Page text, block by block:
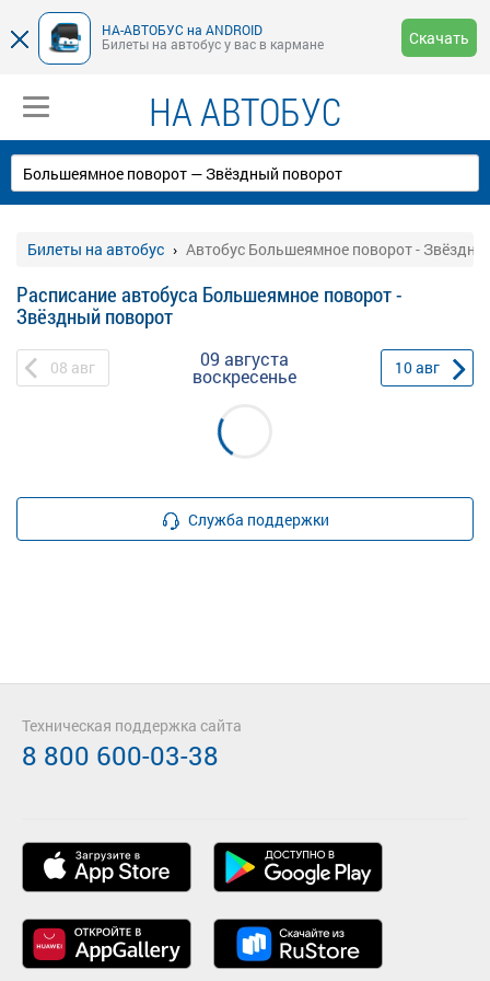
НА-АВТОБУС на ANDROID
Билеты на автобус у вас в кармане
Скачать
НА АВТОБУС
Билеты на автобус Автобус Большеямное поворот -
Расписание автобуса Большеямное поворот -
Звёздный поворот
08 авг 09 августа
воскресенье 10авг
Служба поддержки
Техническая поддержка сайта
8 800 600-03-38